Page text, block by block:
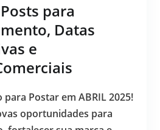
para
Datas
e
Postar em ABRIL 2025!
oportunidades para